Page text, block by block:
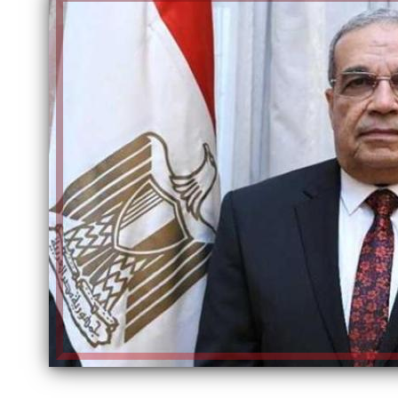
إلهام شرشر تكتب: دي مبقتش كورة.. السيسي بعيد ميلاده وتُشيد بجهوده